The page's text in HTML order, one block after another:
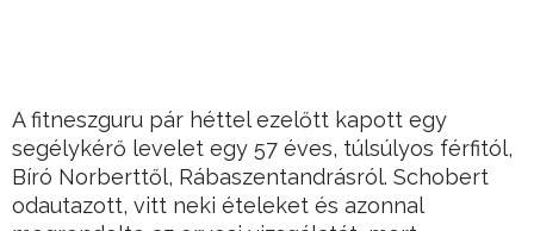
A fitneszguru pár héttel ezelőtt kapott egy
segélykérő levelet egy 57 éves, túlsúlyos férfitól,
Bíró Norberttől, Rábaszentandrásról. Schobert
odautazott, vitt neki ételeket és azonnal